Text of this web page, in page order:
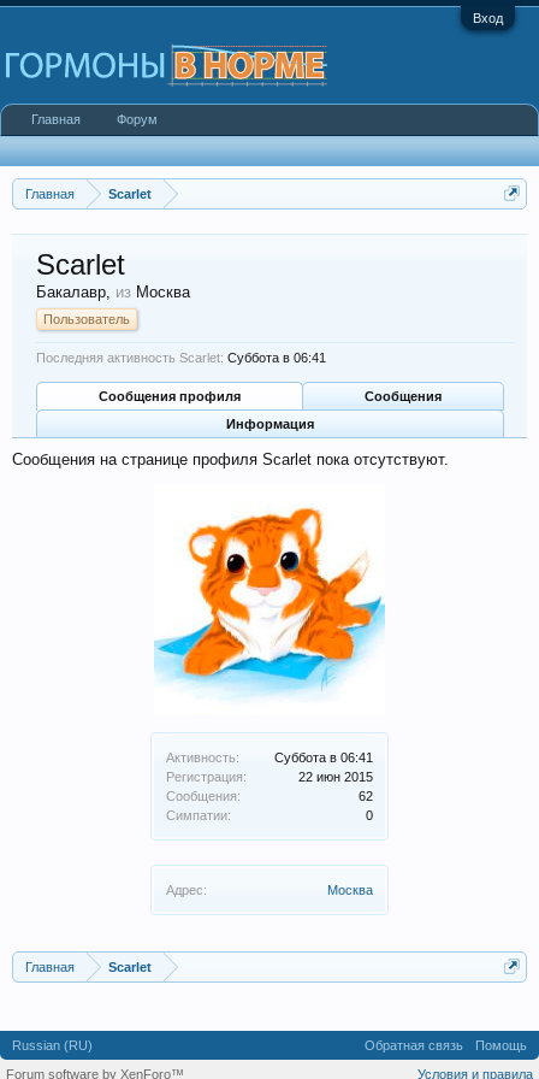
Вход
Главная Scarlet
Активность:
Суббота в 06:41
Регистрация:
22 июн 2015
Сообщения:
62
Симпатии:
0
Адрес: Москва
Scarlet
Бакалавр, из Москва
Пользователь
Последняя активность Scarlet: Суббота в 06:41
Сообщения профиля
Сообщения
Информация
Сообщения на странице профиля Scarlet пока отсутствуют.
Главная Scarlet
Главная Форум
Russian (RU) Обратная связь
Помощь
Условия и правила
Forum software by XenForo™